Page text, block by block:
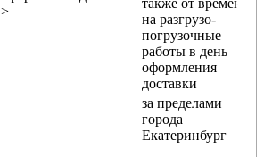
>
также от времени
на разгрузо-
погрузочные
работы в день
оформления
доставки
за пределами
города
Екатеринбург